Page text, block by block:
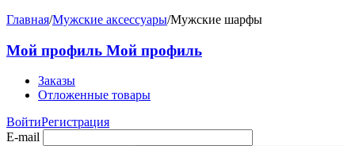
Главная/Мужские аксессуары/Мужские шарфы
Мой профиль Мой профиль
Заказы
Отложенные товары
ВойтиРегистрация
E-mail